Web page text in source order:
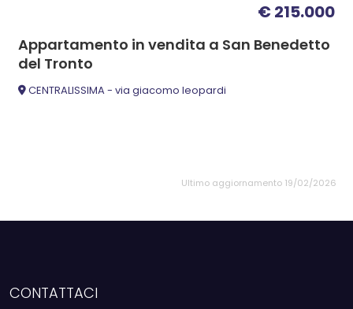
€ 215.000
Appartamento in vendita a San Benedetto
del Tronto
CENTRALISSIMA - via giacomo leopardi
Ultimo aggiornamento 19/02/2026
CONTATTACI